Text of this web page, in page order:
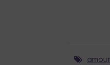
amour